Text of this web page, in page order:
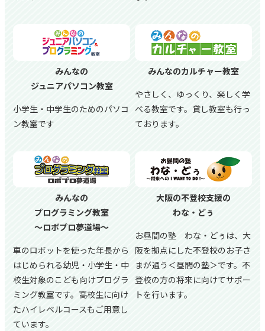
みんなの
ジュニアパソコン教室
小学生・中学生のためのパソコ
ン教室です
みんなのカルチャー教室
やさしく、ゆっくり、楽しく学
べる教室です。貸し教室も行っ
ております。
みんなの
プログラミング教室
～ロボプロ夢道場～
車のロボットを使った年長から
はじめられる幼児・小学生・中
校生対象のこども向けプログラ
ミング教室です。高校生に向け
たハイレベルコースもご用意し
ています。
大阪の不登校支援の
わな・どぅ
お昼間の塾 わな・どぅは、大
阪を拠点にした不登校のお子さ
まが通う＜昼間の塾＞です。不
登校の方の将来に向けてサポー
トを行います。